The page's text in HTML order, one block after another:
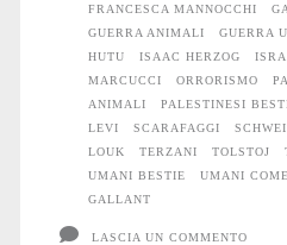
FRANCESCA MANNOCCHI
GUERRA ANIMALI
GUERRA
HUTU
ISAAC HERZOG
MARCUCCI
ORRORISMO
ANIMALI
PALESTINESI
LEVI
SCARAFAGGI
LOUK
TERZANI TOLSTOJ
UMANI BESTIE
UMANI
GALLANT
LASCIA UN COMMENTO